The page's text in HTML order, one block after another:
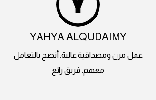
YAHYA ALQUDAIMY
عمل مرن ومصداقية عالية. أنصح بالتعامل
معهم. فريق رائع